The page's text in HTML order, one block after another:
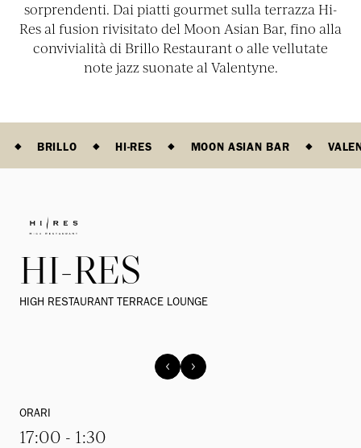
sorprendenti. Dai piatti gourmet sulla terrazza Hi-
Res al fusion rivisitato del Moon Asian Bar, fino alla
convivialità di Brillo Restaurant o alle vellutate
note jazz suonate al Valentyne.
BRILLO HI-RES MOON ASIAN BAR
HI-RES
HIGH RESTAURANT TERRACE LOUNGE
ORARI
17:00 - 1:30